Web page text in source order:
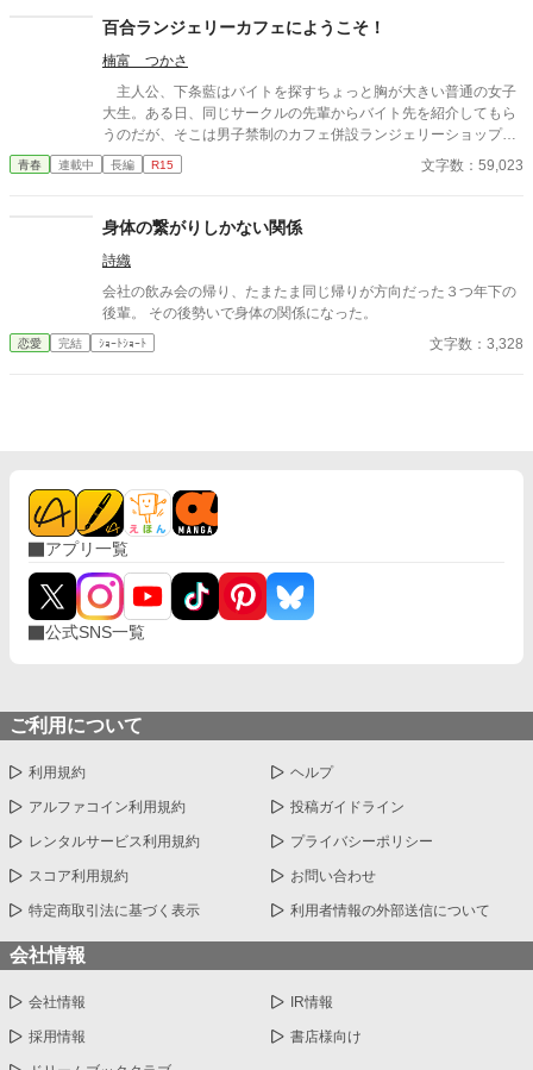
マとの日常の中で処理すべきものと疑わず、ママも戸惑いながら
もママに甘える「僕」に満足する。ママも僕もそうした行為が少
なからず社会規範に反していることは理解しているが、ママとの
甘美な繋がりは解消できずに戸惑いながらも続く「ママと中学生
の僕」の営みを描いてみました。
百合ランジェリーカフェにようこそ！
楠富 つかさ
主人公、下条藍はバイトを探すちょっと胸が大きい普通の女子
大生。ある日、同じサークルの先輩からバイト先を紹介してもら
うのだが、そこは男子禁制のカフェ併設ランジェリーショップ
で！？ ちょっとハレンチなお仕事カフェライフ、始まりま
す！！ ※この物語はフィクションであり実在の人物・団体・法律
成できないのでビキニで代用しています。
青春 連載中 長編 R15 文字数：59,023
身体の繋がりしかない関係
詩織
会社の飲み会の帰り、たまたま同じ帰りが方向だった３つ年下の
後輩。 その後勢いで身体の関係になった。
恋愛 完結 ｼｮｰﾄｼｮｰﾄ 文字数：3,328
アプリ一覧
公式SNS一覧
ご利用について
利用規約 ヘルプ
アルファコイン利用規約 投稿ガイドライン
レンタルサービス利用規約 プライバシーポリシー
スコア利用規約 お問い合わせ
特定商取引法に基づく表示 利用者情報の外部送信について
会社情報
会社情報 IR情報
採用情報 書店様向け